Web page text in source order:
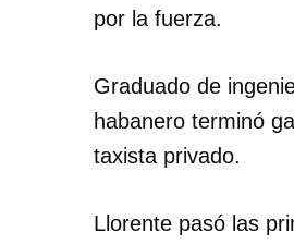
por la fuerza.
Graduado de
habanero terminó
taxista privado.
Llorente pasó las